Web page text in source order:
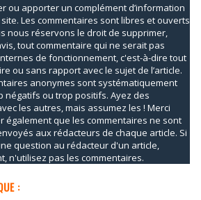
ou apporter un complément d’information
Les commentaires sont libres et ouverts
nous réservons le droit de supprimer,
tout commentaire qui ne serait pas
de fonctionnement, c'est-à-dire tout
ou sans rapport avec le sujet de l’article.
anonymes sont systématiquement
négatifs ou trop positifs. Ayez des
les autres, mais assumez les ! Merci
également que les commentaires ne sont
aux rédacteurs de chaque article. Si
question au rédacteur d'un article,
n'utilisez pas les commentaires.
: